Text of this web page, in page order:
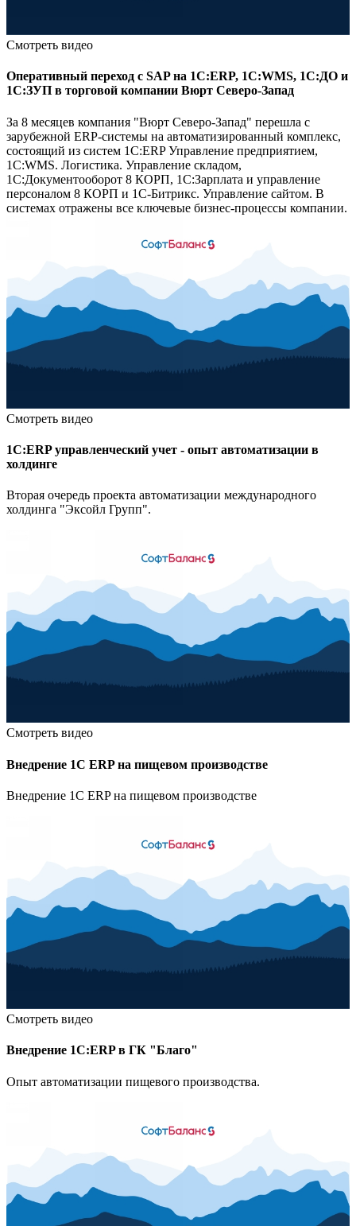
Смотреть видео
Оперативный переход с SAP на 1С:ERP, 1С:WMS, 1С:ДО и
1С:ЗУП в торговой компании Вюрт Северо-Запад
За 8 месяцев компания "Вюрт Северо-Запад" перешла с
зарубежной ERP-системы на автоматизированный комплекс,
состоящий из систем 1С:ERP Управление предприятием,
1С:WMS. Логистика. Управление складом,
1С:Документооборот 8 КОРП, 1С:Зарплата и управление
персоналом 8 КОРП и 1С-Битрикс. Управление сайтом. В
системах отражены все ключевые бизнес-процессы компании.
Смотреть видео
1С:ERP управленческий учет - опыт автоматизации в
холдинге
Вторая очередь проекта автоматизации международного
холдинга "Эксойл Групп".
Смотреть видео
Внедрение 1С ERP на пищевом производстве
Внедрение 1С ERP на пищевом производстве
Смотреть видео
Внедрение 1С:ERP в ГК "Благо"
Опыт автоматизации пищевого производства.